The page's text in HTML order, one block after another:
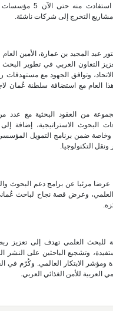
ونقل التكنولوجيا" الذي
عبد المجيد بن عمارة، الأمين
التعاون العربي في تطوير
من العقود البحثية مع عدد
ضمن برنامج التمويل
ونقل التكنولوجيا.
عرضا مرئيا عن برامج دعم البحوث
العلمي، وعرض قصة نجاح لباحث
للبحث العلمي تهدف إلى تعزيز
وتشجيع الباحثين على النشر
ومؤشر الابتكار العالمي. وكُرّم في
العربية للأمن الغذائي العربي.